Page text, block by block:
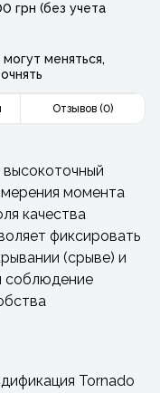
грн (без учета
меняться,
Отзывов (0)
момента
качества
фиксировать
(срыве) и
соблюдение
Tornado